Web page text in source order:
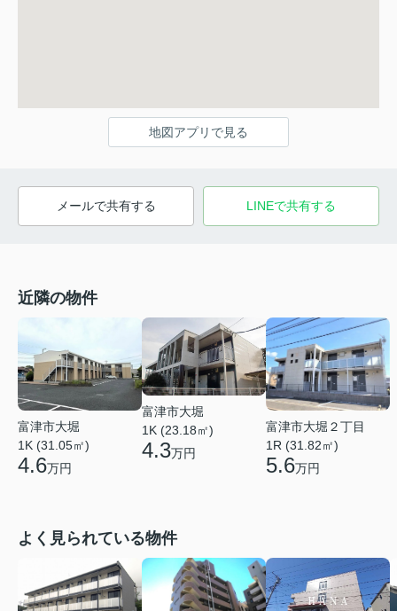
地図アプリで見る
メールで共有する LINEで共有する
近隣の物件
富津市大堀
1K (31.05㎡)
4.6万円
富津市大堀
1K (23.18㎡)
4.3万円
富津市大堀２丁目
1R (31.82㎡)
5.6万円
よく見られている物件